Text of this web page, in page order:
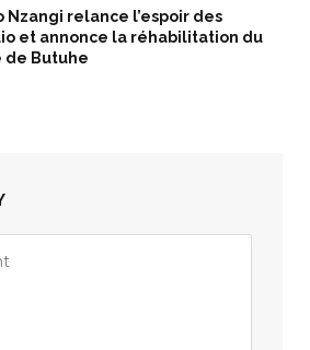
Nzangi relance l’espoir des
et annonce la réhabilitation du
de Butuhe